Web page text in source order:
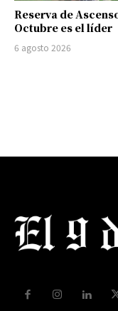
Reserva de
Octubre es el líder
6 agosto 2026